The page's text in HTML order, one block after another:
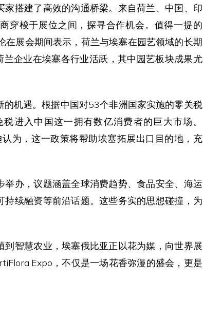
搭建了高效的沟通桥梁。来自荷兰、中国、印
穿梭于展位之间，探寻合作机会。值得一提的
在展会期间表示，荷兰与埃塞在园艺领域的长期
企业在埃塞各行业活跃，其中园艺板块成果尤
机遇。根据中国对53个非洲国家实施的零关税
进入中国这一拥有数亿消费者的巨大市场。
为，这一政策将帮助埃塞拓展出口目的地，充
举办，议题涵盖全球消费趋势、食品安全、海运
续融资等前沿话题。这些务实的思想碰撞，为
到智慧农业，埃塞俄比亚正以花为媒，向世界展
Expo，不仅是一场花香弥漫的盛会，更是